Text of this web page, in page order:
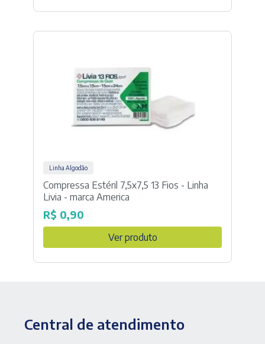
Linha Algodão
Compressa Estéril 7,5x7,5 13 Fios - Linha
Livia - marca America
R$ 0,90
Ver produto
Central de atendimento